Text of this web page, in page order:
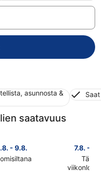
asunnosta &
saatavuus
- 9.8.
7.8. -
Tänä